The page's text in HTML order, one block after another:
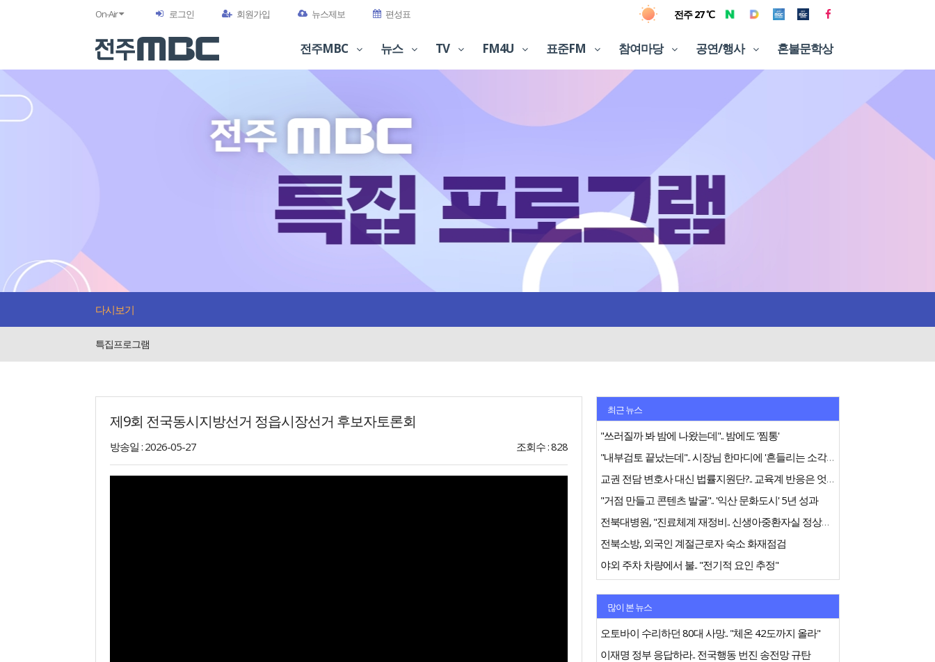
On-Air 로그인 회원가입 뉴스제보 편성표 전주 27 ℃
전주MBC 뉴스 TV FM4U 표준FM 참여마당 공연/행사 혼불문학상
다시보기
특집프로그램
제9회 전국동시지방선거 정읍시장선거 후보자토론회
방송일 : 2026-05-27 조회수 : 828
최근 뉴스
"쓰러질까 봐 밤에 나왔는데".. 밤에도 '찜통'
"내부검토 끝났는데".. 시장님 한마디에 '흔들리는 소각장'
교권 전담 변호사 대신 법률지원단?.. 교육계 반응은 엇갈려
"거점 만들고 콘텐츠 발굴".. '익산 문화도시' 5년 성과
전북대병원, "진료체계 재정비.. 신생아중환자실 정상화 노력"
전북소방, 외국인 계절근로자 숙소 화재점검
야외 주차 차량에서 불.. "전기적 요인 추정"
많이 본 뉴스
오토바이 수리하던 80대 사망.. "체온 42도까지 올라"
이재명 정부 응답하라.. 전국행동 번진 송전망 규탄